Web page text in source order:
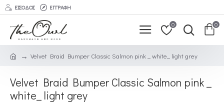
ΕΊΣΟΔΟΣ ΕΓΓΡΑΦΉ
0 0
Velvet Braid Bumper Classic Salmon pink _ white_ light grey
Velvet Braid Bumper Classic Salmon pink _
white_ light grey